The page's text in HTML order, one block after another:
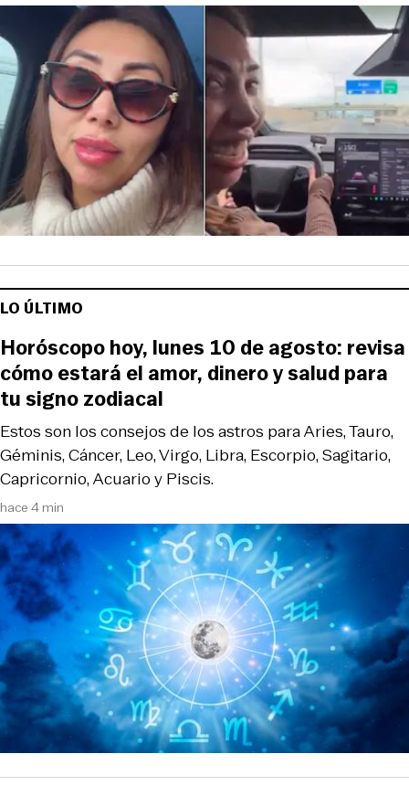
LO ÚLTIMO
hace 4 min
Estos son los consejos de los astros para Aries, Tauro,
Géminis, Cáncer, Leo, Virgo, Libra, Escorpio, Sagitario,
Capricornio, Acuario y Piscis.
Horóscopo hoy, lunes 10 de agosto: revisa
cómo estará el amor, dinero y salud para
tu signo zodiacal